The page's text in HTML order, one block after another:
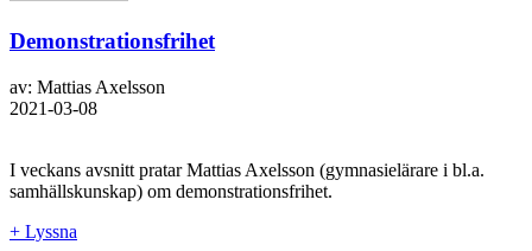
Demonstrationsfrihet
av: Mattias Axelsson
2021-03-08
I veckans avsnitt pratar Mattias Axelsson (gymnasielärare i bl.a.
samhällskunskap) om demonstrationsfrihet.
+ Lyssna